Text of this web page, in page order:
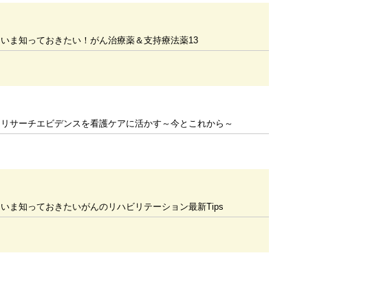
いま知っておきたい！がん治療薬＆支持療法薬13
リサーチエビデンスを看護ケアに活かす～今とこれから～
いま知っておきたいがんのリハビリテーション最新Tips